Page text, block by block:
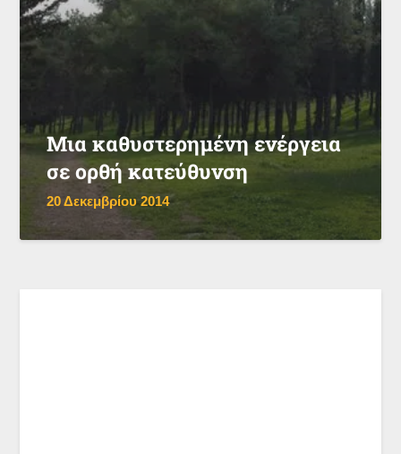
Μια καθυστερημένη ενέργεια
σε ορθή κατεύθυνση
20 Δεκεμβρίου 2014